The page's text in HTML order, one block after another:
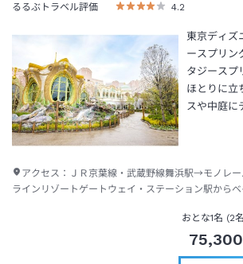
るるぶトラベル評価
4.2
東京ディズ
ースプリン
タジースプ
ほとりに立
スや中庭
アクセス： ＪＲ京葉線・武蔵野線舞浜駅→モノレ
ラインリゾートゲートウェイ・ステーション駅から
おとな1名 (2
75,300